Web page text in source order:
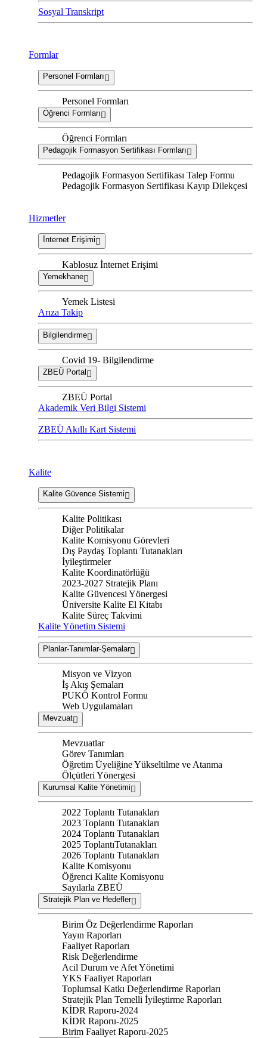
Sosyal Transkript
Formlar
Personel Formları
Personel Formları
Öğrenci Formları
Öğrenci Formları
Pedagojik Formasyon Sertifikası Formları
Pedagojik Formasyon Sertifikası Talep Formu
Pedagojik Formasyon Sertifikası Kayıp Dilekçesi
Hizmetler
İnternet Erişimi
Kablosuz İnternet Erişimi
Yemekhane
Yemek Listesi
Arıza Takip
Bilgilendirme
Covid 19- Bilgilendirme
ZBEÜ Portal
ZBEÜ Portal
Akademik Veri Bilgi Sistemi
ZBEÜ Akıllı Kart Sistemi
Kalite
Kalite Güvence Sistemi
Kalite Politikası
Diğer Politikalar
Kalite Komisyonu Görevleri
Dış Paydaş Toplantı Tutanakları
İyileştirmeler
Kalite Koordinatörlüğü
2023-2027 Stratejik Planı
Kalite Güvencesi Yönergesi
Üniversite Kalite El Kitabı
Kalite Süreç Takvimi
Kalite Yönetim Sistemi
Planlar-Tanımlar-Şemalar
Misyon ve Vizyon
İş Akış Şemaları
PUKÖ Kontrol Formu
Web Uygulamaları
Mevzuat
Mevzuatlar
Görev Tanımları
Öğretim Üyeliğine Yükseltilme ve Atanma
Ölçütleri Yönergesi
Kurumsal Kalite Yönetimi
2022 Toplantı Tutanakları
2023 Toplantı Tutanakları
2024 Toplantı Tutanakları
2025 ToplantıTutanakları
2026 Toplantı Tutanakları
Kalite Komisyonu
Öğrenci Kalite Komisyonu
Sayılarla ZBEÜ
Stratejik Plan ve Hedefler
Birim Öz Değerlendirme Raporları
Yayın Raporları
Faaliyet Raporları
Risk Değerlendirme
Acil Durum ve Afet Yönetimi
YKS Faaliyet Raporları
Toplumsal Katkı Değerlendirme Raporları
Stratejik Plan Temelli İyileştirme Raporları
KİDR Raporu-2024
KİDR Raporu-2025
Birim Faaliyet Raporu-2025